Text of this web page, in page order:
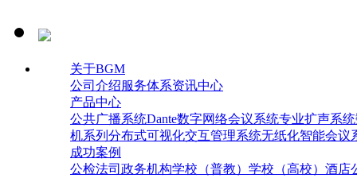
关于BGM
公司介绍服务体系资讯中心
产品中心
公共广播系统Dante数字网络会议系统专业扩声系统
机系列 分布式可视化交互管理系统无纸化智能会议
成功案例
公检法司 政务机构学校（普教） 学校（高校） 酒店